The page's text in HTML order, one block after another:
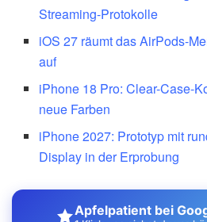
Streaming-Protokolle
iOS 27 räumt das AirPods-
auf
iPhone 18 Pro: Clear-Case-
neue Farben
iPhone 2027: Prototyp mit
Display in der Erprobung
Apfelpatient bei